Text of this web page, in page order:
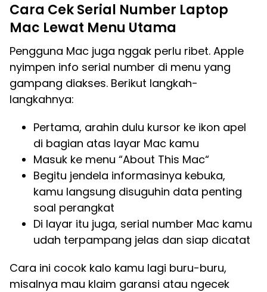
Cara Cek Serial Number Laptop
Mac Lewat Menu Utama
Pengguna Mac juga nggak perlu ribet. Apple
nyimpen info serial number di menu yang
gampang diakses. Berikut langkah-
langkahnya:
Pertama, arahin dulu kursor ke ikon apel
di bagian atas layar Mac kamu
Masuk ke menu “About This Mac“
Begitu jendela informasinya kebuka,
kamu langsung disuguhin data penting
soal perangkat
Di layar itu juga, serial number Mac kamu
udah terpampang jelas dan siap dicatat
Cara ini cocok kalo kamu lagi buru-buru,
misalnya mau klaim garansi atau ngecek